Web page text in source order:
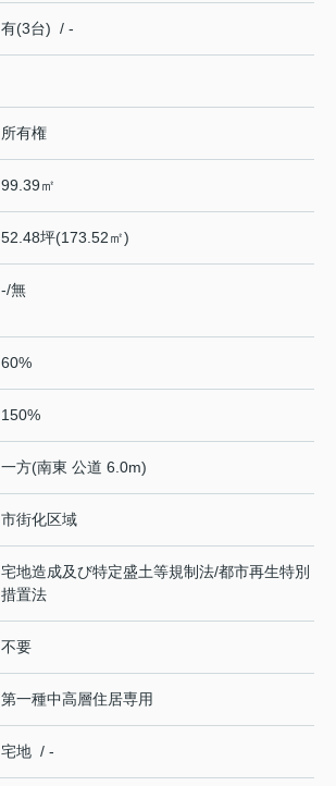
有(3台) / -
所有権
99.39㎡
52.48坪(173.52㎡)
-/無
60%
150%
一方(南東 公道 6.0m)
市街化区域
宅地造成及び特定盛土等規制法/都市再生特別
措置法
不要
第一種中高層住居専用
宅地 / -